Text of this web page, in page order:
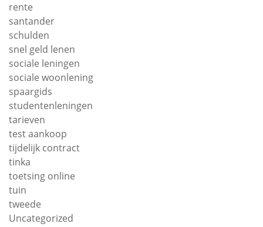
rente
santander
schulden
snel geld lenen
sociale leningen
sociale woonlening
spaargids
studentenleningen
tarieven
test aankoop
tijdelijk contract
tinka
toetsing online
tuin
tweede
Uncategorized